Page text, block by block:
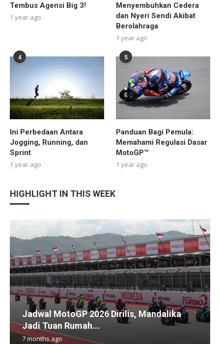
Tembus Agensi Big 3!
1 year ago
Menyembuhkan Cedera
dan Nyeri Sendi Akibat
Berolahraga
1 year ago
4
Ini Perbedaan Antara
Jogging, Running, dan
Sprint
1 year ago
5
Panduan Bagi Pemula:
Memahami Regulasi Dasar
MotoGP™
1 year ago
HIGHLIGHT IN THIS WEEK
Jadwal MotoGP 2026 Dirilis, Mandalika
Jadi Tuan Rumah...
7 months ago